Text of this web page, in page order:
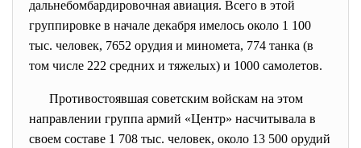
дальнебомбардировочная авиация. Всего в этой
группировке в начале декабря имелось около 1 100
тыс. человек, 7652 орудия и миномета, 774 танка (в
том числе 222 средних и тяжелых) и 1000 самолетов.
Противостоявшая советским войскам на этом
направлении группа армий «Центр» насчитывала в
своем составе 1 708 тыс. человек, около 13 500 орудий